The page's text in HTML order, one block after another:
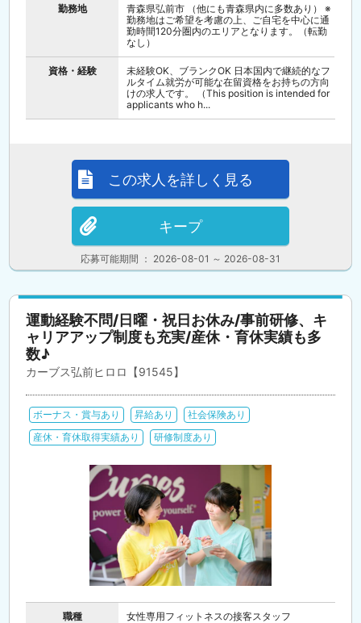
勤務地
青森県弘前市 （他にも青森県内に多数あり） ※
勤務地はご希望を考慮の上、ご自宅を中心に通
勤時間120分圏内のエリアとなります。（転勤
なし）
資格・経験
未経験OK、ブランクOK 日本国内で継続的なフ
ルタイム就労が可能な在留資格をお持ちの方向
けの求人です。 （This position is intended for
applicants who h...
応募可能期間 ： 2026-08-01 ～ 2026-08-31
この求人を詳しく見る
キープ
運動経験不問/日曜・祝日お休み/事前研修、キ
ャリアアップ制度も充実/産休・育休実績も多
数♪
カーブス弘前ヒロロ【91545】
ボーナス・賞与あり 昇給あり
社会保険あり
産休・育休取得実績あり
研修制度あり
職種 女性専用フィットネスの接客スタッフ